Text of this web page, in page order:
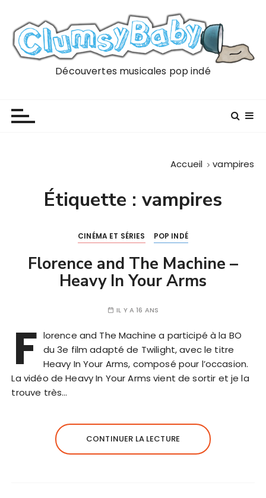
Découvertes musicales pop indé
Accueil vampires
Étiquette : vampires
CINÉMA ET SÉRIES POP INDÉ
Florence and The Machine –
Heavy In Your Arms
IL Y A 16 ANS
F lorence and The Machine a participé à la BO
du 3e film adapté de Twilight, avec le titre
Heavy In Your Arms, composé pour l’occasion.
La vidéo de Heavy In Your Arms vient de sortir et je la
trouve très…
CONTINUER LA LECTURE